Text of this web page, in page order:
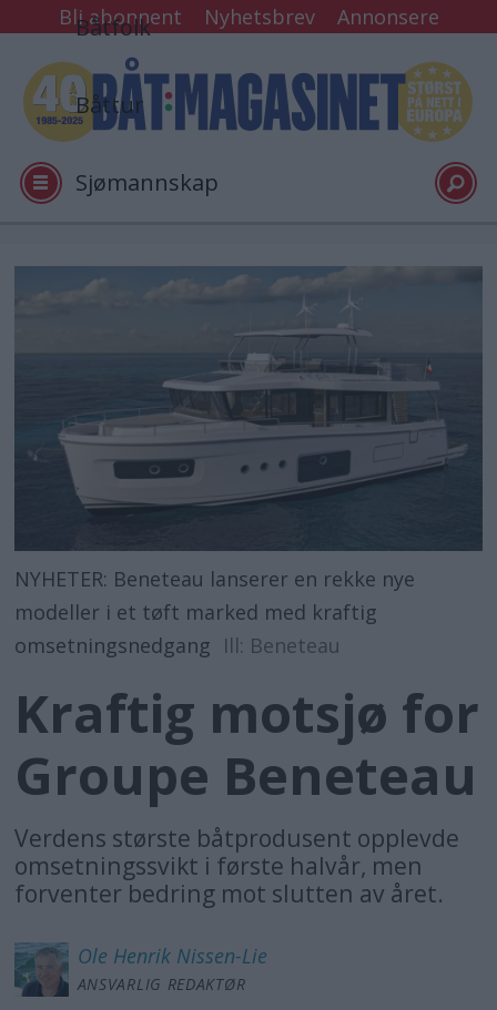
Bli abonnent Nyhetsbrev Annonsere
Båtfolk
Båttur
Sjømannskap
Tester
Video
Logg inn
NYHETER: Beneteau lanserer en rekke nye
modeller i et tøft marked med kraftig
omsetningsnedgang Ill: Beneteau
Kraftig motsjø for
Groupe Beneteau
Verdens største båtprodusent opplevde
omsetningssvikt i første halvår, men
forventer bedring mot slutten av året.
Ole Henrik Nissen-Lie
ANSVARLIG REDAKTØR